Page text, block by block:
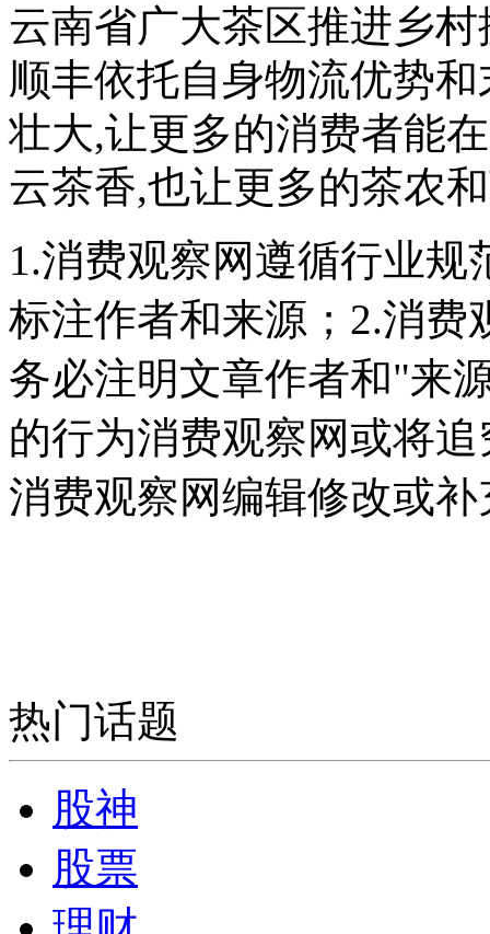
云南省广大茶区推进乡
顺丰依托自身物流优势
壮大,让更多的消费者能
云茶香,也让更多的茶农
1.消费观察网遵循行业
标注作者和来源；2.消费
务必注明文章作者和"来
的行为消费观察网或将
消费观察网编辑修改或补
热门话题
股神
股票